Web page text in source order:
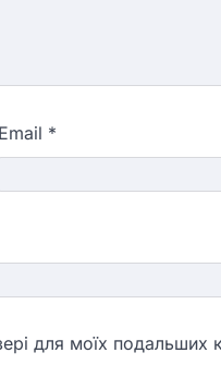
Email *
для моїх подальших